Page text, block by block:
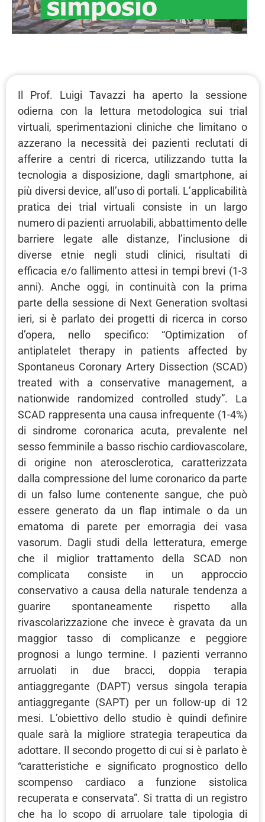
Il Prof. Luigi Tavazzi ha aperto la sessione
odierna con la lettura metodologica sui trial
virtuali, sperimentazioni cliniche che limitano o
azzerano la necessità dei pazienti reclutati di
afferire a centri di ricerca, utilizzando tutta la
tecnologia a disposizione, dagli smartphone, ai
più diversi device, all’uso di portali. L’applicabilità
pratica dei trial virtuali consiste in un largo
numero di pazienti arruolabili, abbattimento delle
barriere legate alle distanze, l’inclusione di
diverse etnie negli studi clinici, risultati di
efficacia e/o fallimento attesi in tempi brevi (1-3
anni). Anche oggi, in continuità con la prima
parte della sessione di Next Generation svoltasi
ieri, si è parlato dei progetti di ricerca in corso
d’opera, nello specifico: “Optimization of
antiplatelet therapy in patients affected by
Spontaneus Coronary Artery Dissection (SCAD)
treated with a conservative management, a
nationwide randomized controlled study”. La
SCAD rappresenta una causa infrequente (1-4%)
di sindrome coronarica acuta, prevalente nel
sesso femminile a basso rischio cardiovascolare,
di origine non aterosclerotica, caratterizzata
dalla compressione del lume coronarico da parte
di un falso lume contenente sangue, che può
essere generato da un flap intimale o da un
ematoma di parete per emorragia dei vasa
vasorum. Dagli studi della letteratura, emerge
che il miglior trattamento della SCAD non
complicata consiste in un approccio
conservativo a causa della naturale tendenza a
guarire spontaneamente rispetto alla
rivascolarizzazione che invece è gravata da un
maggior tasso di complicanze e peggiore
prognosi a lungo termine. I pazienti verranno
arruolati in due bracci, doppia terapia
antiaggregante (DAPT) versus singola terapia
antiaggregante (SAPT) per un follow-up di 12
mesi. L’obiettivo dello studio è quindi definire
quale sarà la migliore strategia terapeutica da
adottare. Il secondo progetto di cui si è parlato è
“caratteristiche e significato prognostico dello
scompenso cardiaco a funzione sistolica
recuperata e conservata”. Si tratta di un registro
che ha lo scopo di arruolare tale tipologia di